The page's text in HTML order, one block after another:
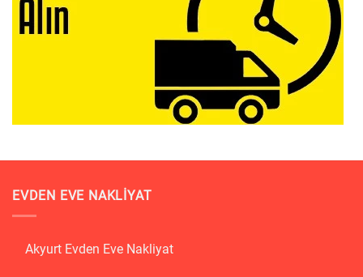
EVDEN EVE NAKLIYAT
Akyurt Evden Eve Nakliyat